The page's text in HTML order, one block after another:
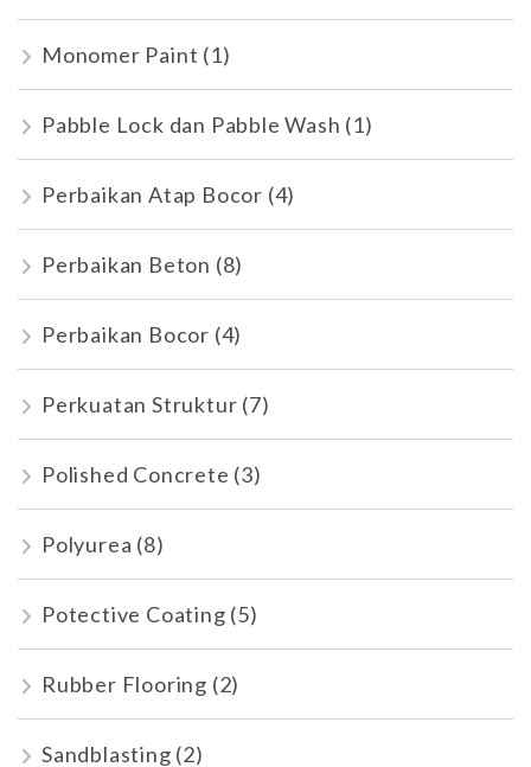
Monomer Paint (1)
Pabble Lock dan Pabble Wash (1)
Perbaikan Atap Bocor (4)
Perbaikan Beton (8)
Perbaikan Bocor (4)
Perkuatan Struktur (7)
Polished Concrete (3)
Polyurea (8)
Potective Coating (5)
Rubber Flooring (2)
Sandblasting (2)